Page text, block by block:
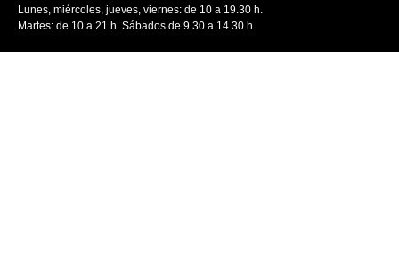
Lunes, miércoles, jueves, viernes: de 10 a 19.30 h.
Martes: de 10 a 21 h. Sábados de 9.30 a 14.30 h.